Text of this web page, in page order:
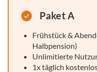
Paket A
Frühstück &
Halbpension)
Unlimitierte
1x täglich